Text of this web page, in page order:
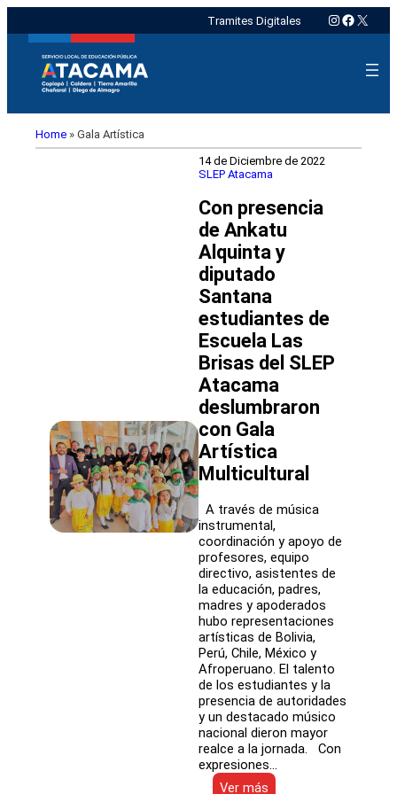
Tramites Digitales Instagram
X
Home » Gala Artística
14 de Diciembre de 2022
SLEP Atacama
Con presencia
de Ankatu
Alquinta y
diputado
Santana
estudiantes de
Escuela Las
Brisas del SLEP
Atacama
deslumbraron
con Gala
Artística
Multicultural
A través de música
instrumental,
coordinación y apoyo de
profesores, equipo
directivo, asistentes de
la educación, padres,
madres y apoderados
hubo representaciones
artísticas de Bolivia,
Perú, Chile, México y
Afroperuano. El talento
de los estudiantes y la
presencia de autoridades
y un destacado músico
nacional dieron mayor
realce a la jornada. Con
expresiones…
Ver más